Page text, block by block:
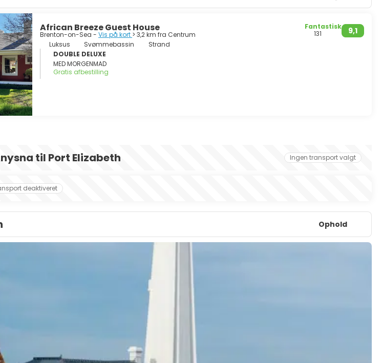
African Breeze Guest House
Brenton-on-Sea - Vis på kort > 3,2 km fra Centrum 9,1
Fantastisk
131
Luksus
Svømmebassin
Strand
DOUBLE DELUXE
MED MORGENMAD
Gratis afbestilling
til Port Elizabeth Ingen transport valgt
deaktiveret
Ophold